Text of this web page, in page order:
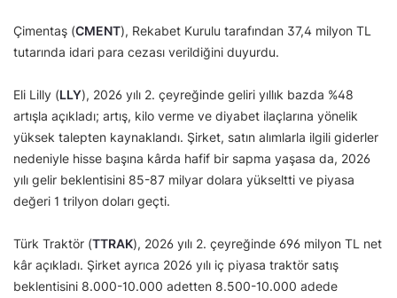
Çimentaş (CMENT), Rekabet Kurulu tarafından 37,4 milyon TL
tutarında idari para cezası verildiğini duyurdu.
Eli Lilly (LLY), 2026 yılı 2. çeyreğinde geliri yıllık bazda %48
artışla açıkladı; artış, kilo verme ve diyabet ilaçlarına yönelik
yüksek talepten kaynaklandı. Şirket, satın alımlarla ilgili giderler
nedeniyle hisse başına kârda hafif bir sapma yaşasa da, 2026
yılı gelir beklentisini 85-87 milyar dolara yükseltti ve piyasa
değeri 1 trilyon doları geçti.
Türk Traktör (TTRAK), 2026 yılı 2. çeyreğinde 696 milyon TL net
kâr açıkladı. Şirket ayrıca 2026 yılı iç piyasa traktör satış
beklentisini 8.000-10.000 adetten 8.500-10.000 adede